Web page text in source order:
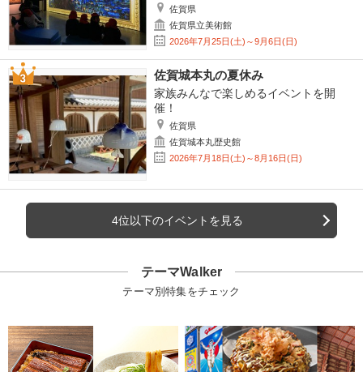
佐賀県
佐賀県立美術館
2026年7月25日(土)～9月6日(日)
佐賀城本丸の夏休み
家族みんなで楽しめるイベントを開
催！
佐賀県
佐賀城本丸歴史館
2026年7月18日(土)～8月16日(日)
4位以下のイベントを見る
テーマWalker
テーマ別特集をチェック